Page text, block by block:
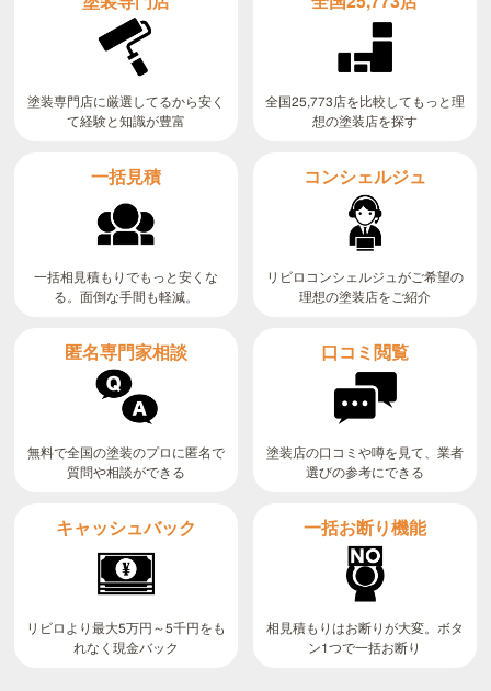
塗装専門店に厳選してるから安く
て経験と知識が豊富
全国25,773店を比較してもっと理
想の塗装店を探す
一括見積
一括相見積もりでもっと安くな
る。面倒な手間も軽減。
コンシェルジュ
リビロコンシェルジュがご希望の
理想の塗装店をご紹介
匿名専門家相談
無料で全国の塗装のプロに匿名で
質問や相談ができる
口コミ閲覧
塗装店の口コミや噂を見て、業者
選びの参考にできる
キャッシュバック
リビロより最大5万円～5千円をも
れなく現金バック
一括お断り機能
相見積もりはお断りが大変。ボタ
ン1つで一括お断り